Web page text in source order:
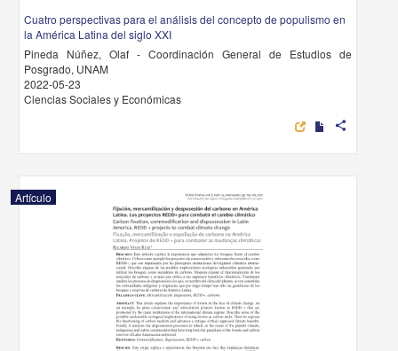
Cuatro perspectivas para el análisis del concepto de populismo en
la América Latina del siglo XXI
Pineda Núñez, Olaf - Coordinación General de Estudios de
Posgrado, UNAM
2022-05-23
Ciencias Sociales y Económicas
share
Artículo